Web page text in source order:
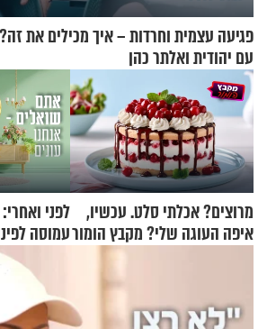
פגיעה עצמית וחרדות – איך מכילים את
עם יהודית ואלתר כהן
מרוצים? אכלתי סלט. עכשיו,
איפה העוגה שלי? מקבץ הומור
לפני
עמוסה
שימושית